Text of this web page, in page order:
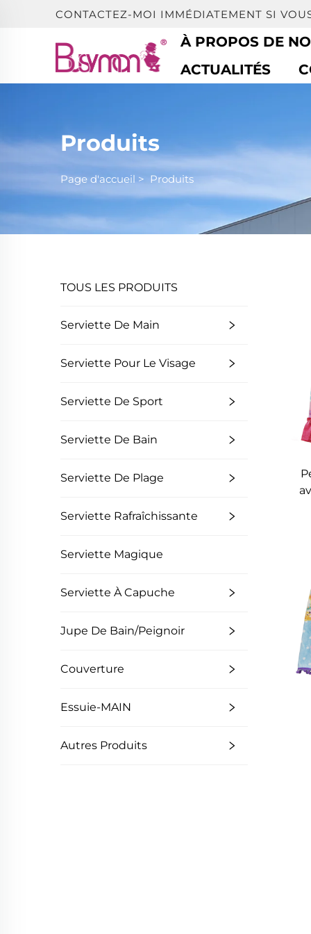
CONTACTEZ-MOI IMMÉDIATEMENT SI
À PROPOS DE
ACTUALITÉS
Produits
Page d'accueil > Produits
TOUS LES PRODUITS
Serviette De Main
Serviette Pour Le Visage
Serviette De Sport
Serviette De Bain
Serviette De Plage
Serviette Rafraîchissante
Serviette Magique
Serviette À Capuche
Jupe De Bain/Peignoir
Couverture
Essuie-MAIN
Autres Produits